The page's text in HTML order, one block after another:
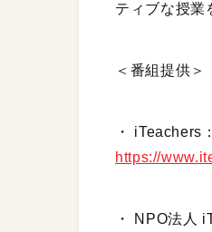
ティブな授業
＜番組提供＞
・ iTeachers
https://
・ NPO法人